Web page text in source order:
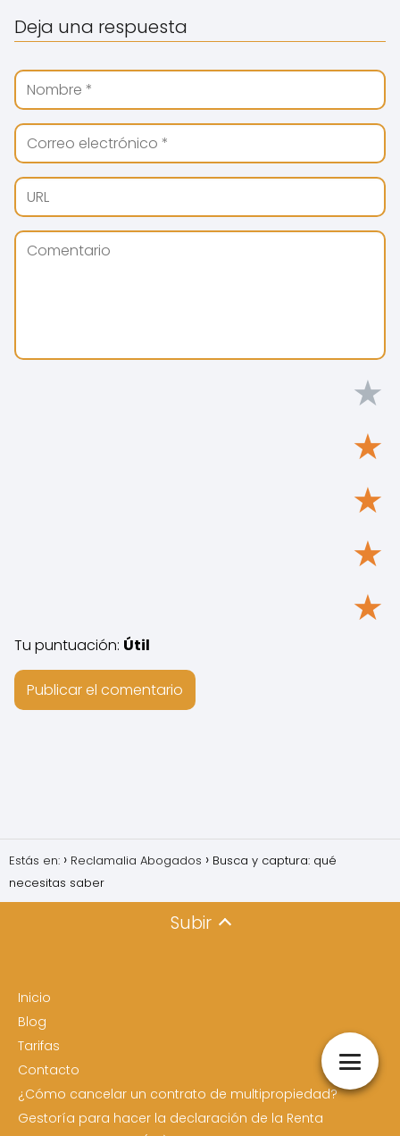
Deja una respuesta
★
★
★
★
★
Tu puntuación: Útil
Estás en: Reclamalia Abogados
Busca y captura: qué
necesitas saber
Subir
Inicio
Blog
Tarifas
Contacto
¿Cómo cancelar un contrato de multipropiedad?
Gestoría para hacer la declaración de la Renta